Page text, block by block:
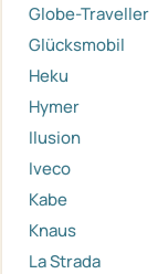
Globe-Traveller
Glücksmobil
Heku
Hymer
Ilusion
Iveco
Kabe
Knaus
La Strada